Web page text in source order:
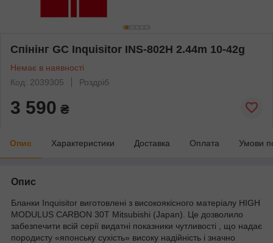
Спінінг GC Inquisitor INS-802H 2.44m 10-42g
Немає в наявності
Код: 2039305
Роздріб
3 590 ₴
Опис Характеристики Доставка Оплата Умови
Опис
Бланки Inquisitor виготовлені з високоякісного матеріалу HIGH
MODULUS CARBON 30T Mitsubishi (Japan). Це дозволило
забезпечити всій серії видатні показники чутливості , що надає
породисту «японську сухість» високу надійність і значно